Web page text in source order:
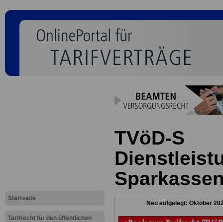
Startseite
Tarifrecht für den öffentlichen
TVöD-S
Neu aufgelegt: Oktober